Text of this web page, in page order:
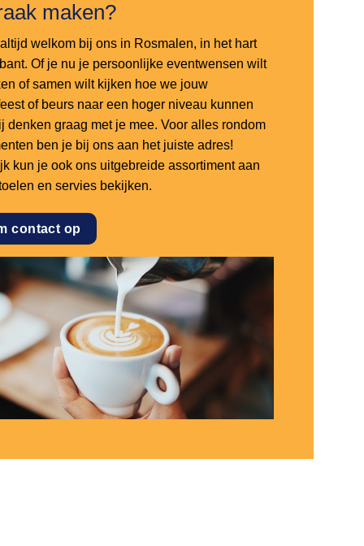
maken?
welkom bij ons in Rosmalen, in het hart
Of je nu je persoonlijke eventwensen wilt
of samen wilt kijken hoe we jouw
of beurs naar een hoger niveau kunnen
denken graag met je mee. Voor alles rondom
ben je bij ons aan het juiste adres!
kun je ook ons uitgebreide assortiment aan
en servies bekijken.
contact op